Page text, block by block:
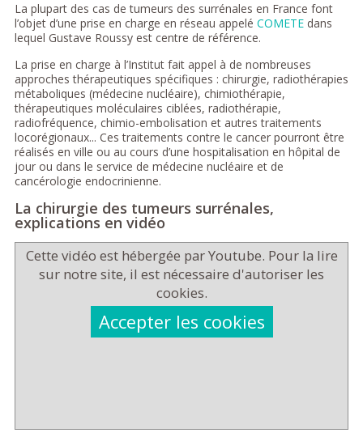
La plupart des cas de tumeurs des surrénales en France font
l’objet d’une prise en charge en réseau appelé COMETEdans
lequel Gustave Roussy est centre de référence.
La prise en charge à l’Institut fait appel à de nombreuses
approches thérapeutiques spécifiques : chirurgie, radiothérapies
métaboliques (médecine nucléaire), chimiothérapie,
thérapeutiques moléculaires ciblées, radiothérapie,
radiofréquence, chimio-embolisation et autres traitements
locorégionaux... Ces traitements contre le cancer pourront être
réalisés en ville ou au cours d’une hospitalisation en hôpital de
jour ou dans le service de médecine nucléaire et de
cancérologie endocrinienne.
La chirurgie des tumeurs surrénales,
explications en vidéo
Cette vidéo est hébergée par Youtube. Pour la lire
sur notre site, il est nécessaire d'autoriser les
cookies.
Accepter les cookies